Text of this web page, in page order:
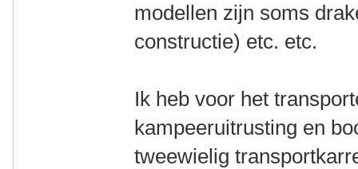
modellen zijn soms
constructie) etc. etc.
Ik heb voor het
kampeeruitrusting en
tweewielig